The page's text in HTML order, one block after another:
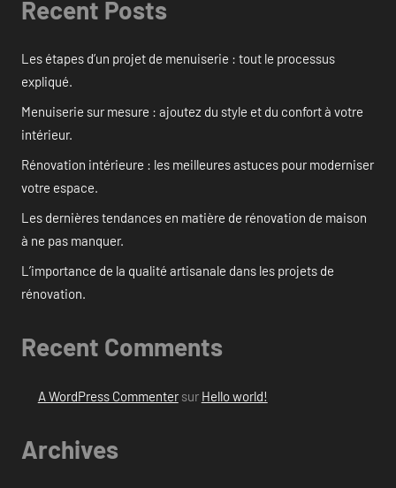
Recent Posts
Les étapes d’un projet de menuiserie : tout le processus
expliqué.
Menuiserie sur mesure : ajoutez du style et du confort à votre
intérieur.
Rénovation intérieure : les meilleures astuces pour moderniser
votre espace.
Les dernières tendances en matière de rénovation de maison
à ne pas manquer.
L’importance de la qualité artisanale dans les projets de
rénovation.
Recent Comments
A WordPress Commentersur Hello world!
Archives